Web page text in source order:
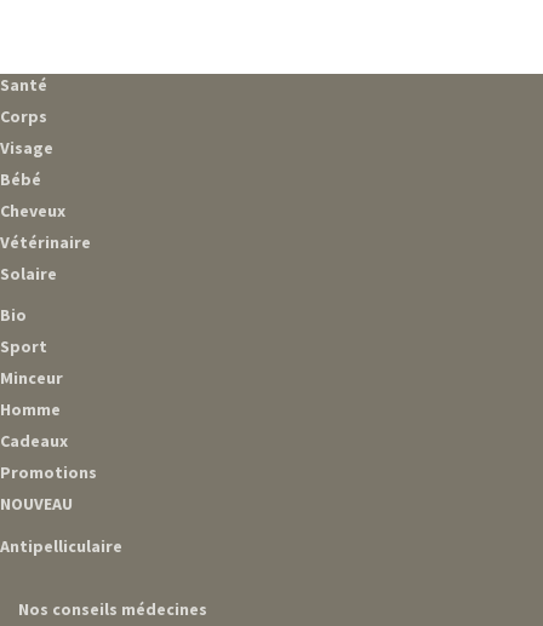
Santé
Corps
Visage
Bébé
Cheveux
Vétérinaire
Solaire
Bio
Sport
Minceur
Homme
Cadeaux
Promotions
NOUVEAU
Antipelliculaire
Nos conseils médecines